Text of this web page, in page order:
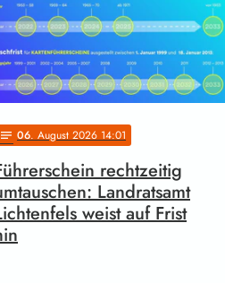
notes 06. August 2026 14:01
rechtzeitig
Landratsamt
weist auf Frist